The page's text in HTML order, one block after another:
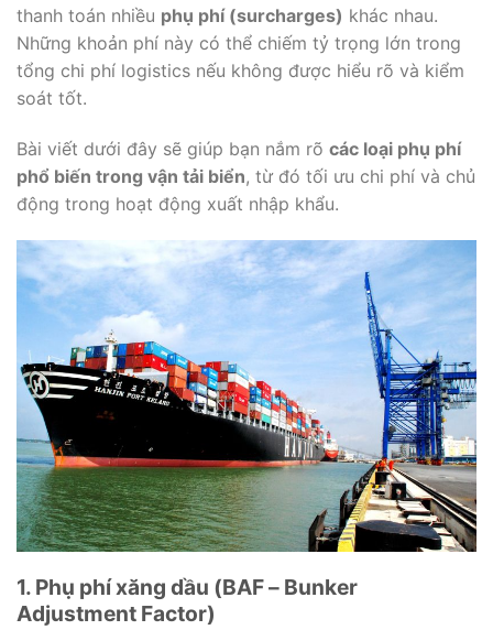
thanh toán nhiều phụ phí (surcharges) khác nhau.
Những khoản phí này có thể chiếm tỷ trọng lớn trong
tổng chi phí logistics nếu không được hiểu rõ và kiểm
soát tốt.
Bài viết dưới đây sẽ giúp bạn nắm rõ các loại phụ phí
phổ biến trong vận tải biển, từ đó tối ưu chi phí và chủ
động trong hoạt động xuất nhập khẩu.
1. Phụ phí xăng dầu (BAF – Bunker
Adjustment Factor)